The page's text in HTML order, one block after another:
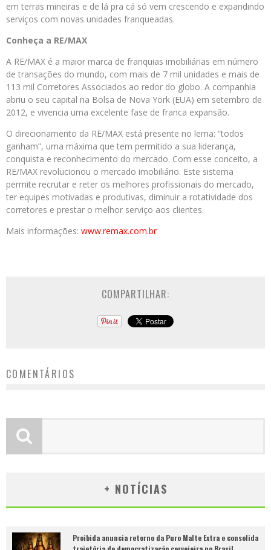
em terras mineiras e de lá pra cá só vem crescendo e expandindo
serviços com novas unidades franqueadas.
Conheça a RE/MAX
A RE/MAX é a maior marca de franquias imobiliárias em número
de transações do mundo, com mais de 7 mil unidades e mais de
113 mil Corretores Associados ao redor do globo. A companhia
abriu o seu capital na Bolsa de Nova York (EUA) em setembro de
2012, e vivencia uma excelente fase de franca expansão.
O direcionamento da RE/MAX está presente no lema: “todos
ganham”, uma máxima que tem permitido a sua liderança,
conquista e reconhecimento do mercado. Com esse conceito, a
RE/MAX revolucionou o mercado imobiliário. Este sistema
permite recrutar e reter os melhores profissionais do mercado,
ter equipes motivadas e produtivas, diminuir a rotatividade dos
corretores e prestar o melhor serviço aos clientes.
Mais informações: www.remax.com.br
COMPARTILHAR:
COMENTÁRIOS
+ NOTÍCIAS
Proibida anuncia retorno da Puro Malte Extra e consolida